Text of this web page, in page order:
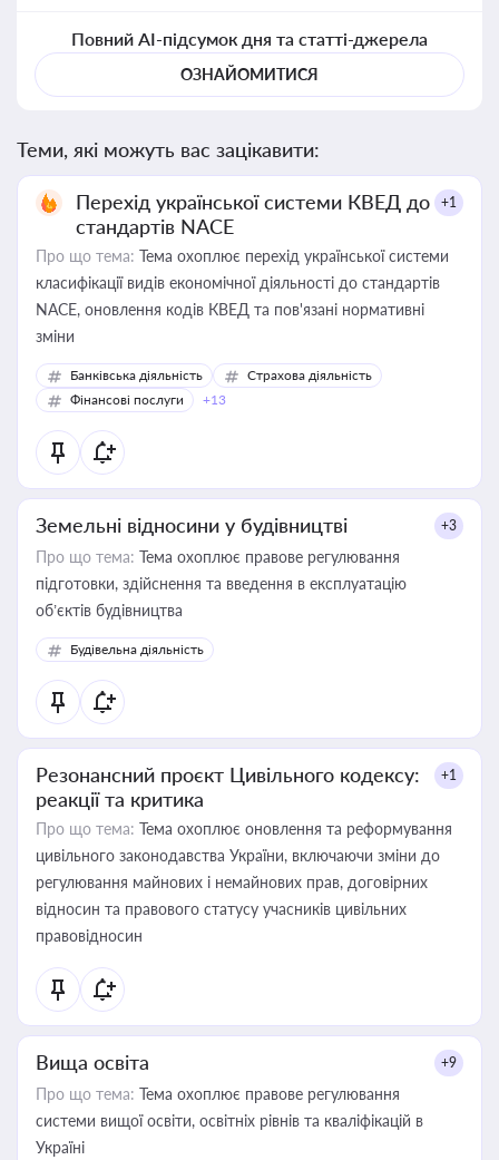
Повний AI-підсумок дня та статті-джерела
ОЗНАЙОМИТИСЯ
Теми, які можуть вас зацікавити:
Перехід української системи КВЕД до
стандартів NACE
+1
Про що тема: Тема охоплює перехід української системи
класифікації видів економічної діяльності до стандартів
NACE, оновлення кодів КВЕД та пов'язані нормативні
зміни
Банківська діяльність
Страхова діяльність
Фінансові послуги
+13
Земельні відносини у будівництві +3
Про що тема: Тема охоплює правове регулювання
підготовки, здійснення та введення в експлуатацію
об’єктів будівництва
Будівельна діяльність
Резонансний проєкт Цивільного кодексу:
реакції та критика
+1
Про що тема: Тема охоплює оновлення та реформування
цивільного законодавства України, включаючи зміни до
регулювання майнових і немайнових прав, договірних
відносин та правового статусу учасників цивільних
правовідносин
Вища освіта +9
Про що тема: Тема охоплює правове регулювання
системи вищої освіти, освітніх рівнів та кваліфікацій в
Україні